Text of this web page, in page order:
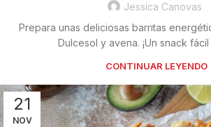
Jessica Canovas
Prepara unas deliciosas barritas
Dulcesol y avena. ¡Un snack
CONTINUAR LEYENDO
21
NOV